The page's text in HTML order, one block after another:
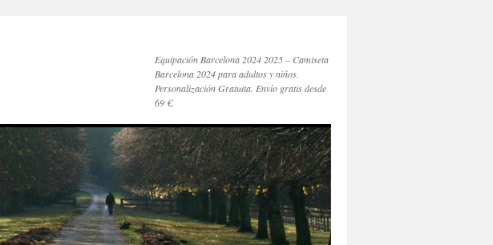
Equipación Barcelona 2024 2025 – Camiseta
Barcelona 2024 para adultos y niños.
Personalización Gratuita. Envío gratis desde
69 €.